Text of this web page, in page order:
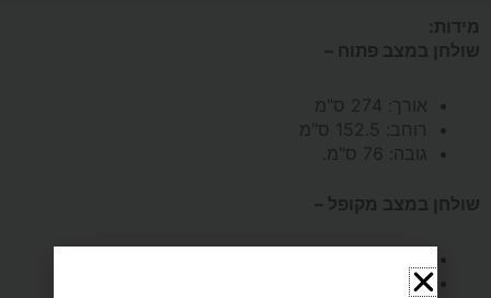
מידות:
שולחן במצב פתוח –
אורך: 274 ס"מ
רוחב: 152.5 ס"מ
גובה: 76 ס"מ.
שולחן במצב מקופל –
רוחב: 72 ס"מ